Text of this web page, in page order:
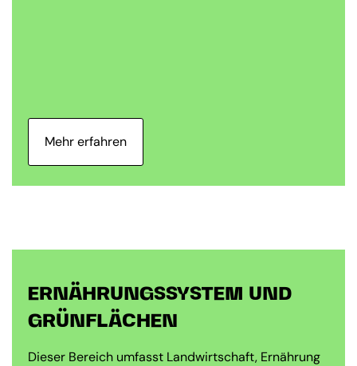
Mehr erfahren
ERNÄHRUNGSSYSTEM UND
GRÜNFLÄCHEN
Dieser Bereich umfasst Landwirtschaft, Ernährung